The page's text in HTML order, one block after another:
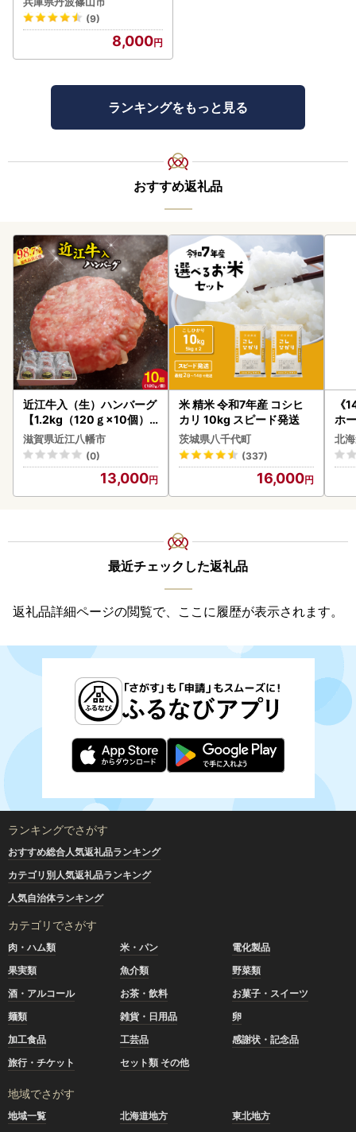
米 こしひかり(9)
8,000
ランキングをもっと見る
おすすめ返礼品
近江牛入（生）ハンバーグ
【1.2kg（120ｇ×10個）
】【AG09W】
滋賀県近江八幡市
(0)
13,000
米 精米 令和7年産 コシヒ
カリ 10kg スピード発送
茨城県八千代町
(337)
16,000
《
ホ
( 飲
ク
贈
い
北
最近チェックした返礼品
返礼品詳細ページの閲覧で、ここに履歴が表示されます。
ランキングでさがす
おすすめ総合人気返礼品ランキング
カテゴリ別人気返礼品ランキング
人気自治体ランキング
カテゴリでさがす
肉・ハム類 米・パン
電化製品
果実類
魚介類
野菜類
酒・アルコール
お茶・飲料
お菓子・スイーツ
麺類
雑貨・日用品
卵
加工食品
工芸品
感謝状・記念品
旅行・チケット
セット類 その他
地域でさがす
地域一覧 北海道地方
東北地方